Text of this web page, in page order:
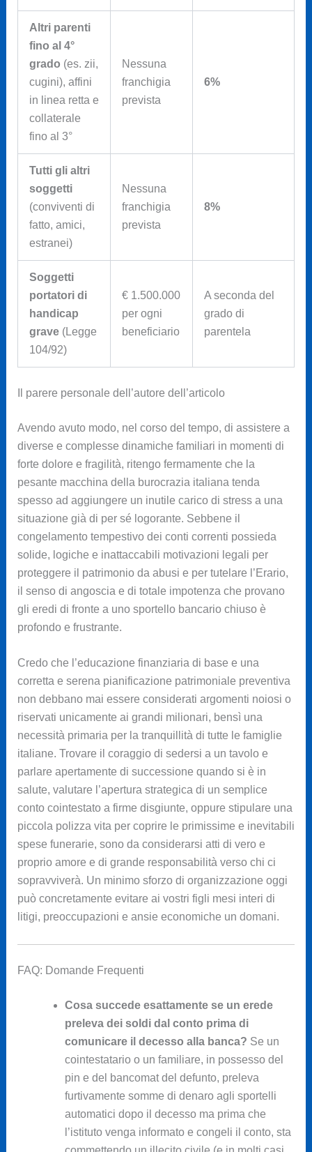
Altri parenti
fino al 4°
grado (es. zii,
cugini), affini
in linea retta e
collaterale
fino al 3°
Nessuna
franchigia
prevista
6%
Tutti gli altri
soggetti
(conviventi di
fatto, amici,
estranei)
Nessuna
franchigia
prevista
8%
Soggetti
portatori di
handicap
grave(Legge
104/92)
€ 1.500.000
per ogni
beneficiario
A seconda del
grado di
parentela
Il parere personale dell’autore dell’articolo
Avendo avuto modo, nel corso del tempo, di assistere a
diverse e complesse dinamiche familiari in momenti di
forte dolore e fragilità, ritengo fermamente che la
pesante macchina della burocrazia italiana tenda
spesso ad aggiungere un inutile carico di stress a una
situazione già di per sé logorante. Sebbene il
congelamento tempestivo dei conti correnti possieda
solide, logiche e inattaccabili motivazioni legali per
proteggere il patrimonio da abusi e per tutelare l’Erario,
il senso di angoscia e di totale impotenza che provano
gli eredi di fronte a uno sportello bancario chiuso è
profondo e frustrante.
Credo che l’educazione finanziaria di base e una
corretta e serena pianificazione patrimoniale preventiva
non debbano mai essere considerati argomenti noiosi o
riservati unicamente ai grandi milionari, bensì una
necessità primaria per la tranquillità di tutte le famiglie
italiane. Trovare il coraggio di sedersi a un tavolo e
parlare apertamente di successione quando si è in
salute, valutare l’apertura strategica di un semplice
conto cointestato a firme disgiunte, oppure stipulare una
piccola polizza vita per coprire le primissime e inevitabili
spese funerarie, sono da considerarsi atti di vero e
proprio amore e di grande responsabilità verso chi ci
sopravviverà. Un minimo sforzo di organizzazione oggi
può concretamente evitare ai vostri figli mesi interi di
litigi, preoccupazioni e ansie economiche un domani.
FAQ: Domande Frequenti
Cosa succede esattamente se un erede
preleva dei soldi dal conto prima di
comunicare il decesso alla banca? Se un
cointestatario o un familiare, in possesso del
pin e del bancomat del defunto, preleva
furtivamente somme di denaro agli sportelli
automatici dopo il decesso ma prima che
l’istituto venga informato e congeli il conto, sta